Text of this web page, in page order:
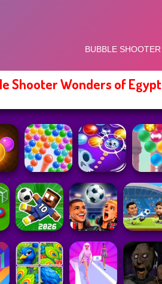
Shooter Wonders of Egypt